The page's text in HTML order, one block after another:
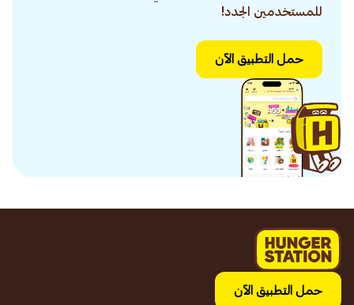
للمستخدمين الجدد!
حمل التطبيق الآن
حمل التطبيق الآن